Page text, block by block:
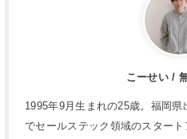
こーせい /
1995年9月生まれの25歳。福岡
でセールステック領域のスター